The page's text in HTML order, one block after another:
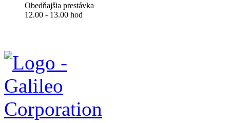
Obedňajšia prestávka
12.00 - 13.00 hod